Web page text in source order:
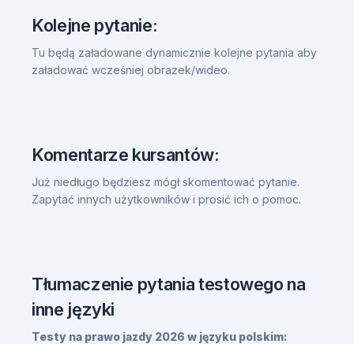
Kolejne pytanie:
Tu będą załadowane dynamicznie kolejne pytania aby
załadować wcześniej obrazek/wideo.
Komentarze kursantów:
Już niedługo będziesz mógł skomentować pytanie.
Zapytać innych użytkowników i prosić ich o pomoc.
Tłumaczenie pytania testowego na
inne języki
Testy na prawo jazdy 2026 w języku polskim: